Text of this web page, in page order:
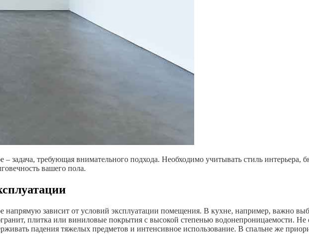
задача, требующая внимательного подхода. Необходимо учитывать стиль интерьера,
вашего пола.
напрямую зависит от условий эксплуатации помещения. В кухне, например, важно
плитка или виниловые покрытия с высокой степенью водонепроницаемости. Не
падения тяжелых предметов и интенсивное использование. В спальне же